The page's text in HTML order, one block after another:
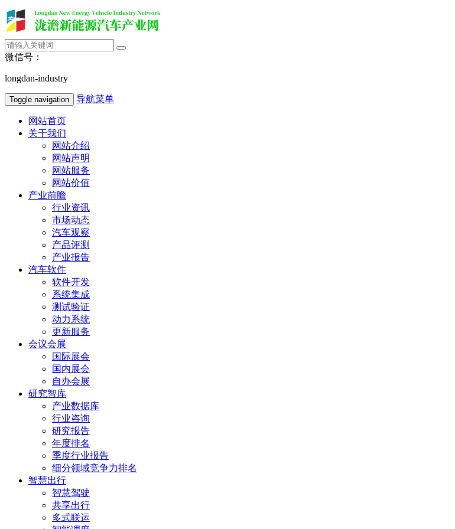
微信号：
longdan-industry
Toggle navigation 导航菜单
网站首页
关于我们
网站介绍
网站声明
网站服务
网站价值
产业前瞻
行业资讯
市场动态
汽车观察
产品评测
产业报告
汽车软件
软件开发
系统集成
测试验证
动力系统
更新服务
会议会展
国际展会
国内展会
自办会展
研究智库
产业数据库
行业咨询
研究报告
年度排名
季度行业报告
细分领域竞争力排名
智慧出行
智慧驾驶
共享出行
多式联运